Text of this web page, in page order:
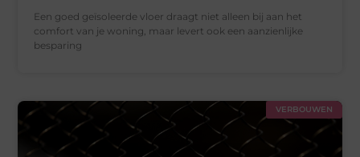
Een goed geïsoleerde vloer draagt niet alleen bij aan het
comfort van je woning, maar levert ook een aanzienlijke
besparing
VERBOUWEN